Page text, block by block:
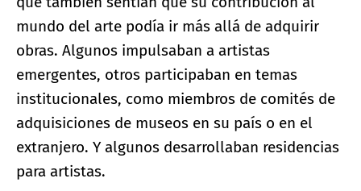
mundo del arte podía ir más allá de adquirir
obras. Algunos impulsaban a artistas
emergentes, otros participaban en temas
institucionales, como miembros de comités de
adquisiciones de museos en su país o en el
extranjero. Y algunos desarrollaban residencias
para artistas.